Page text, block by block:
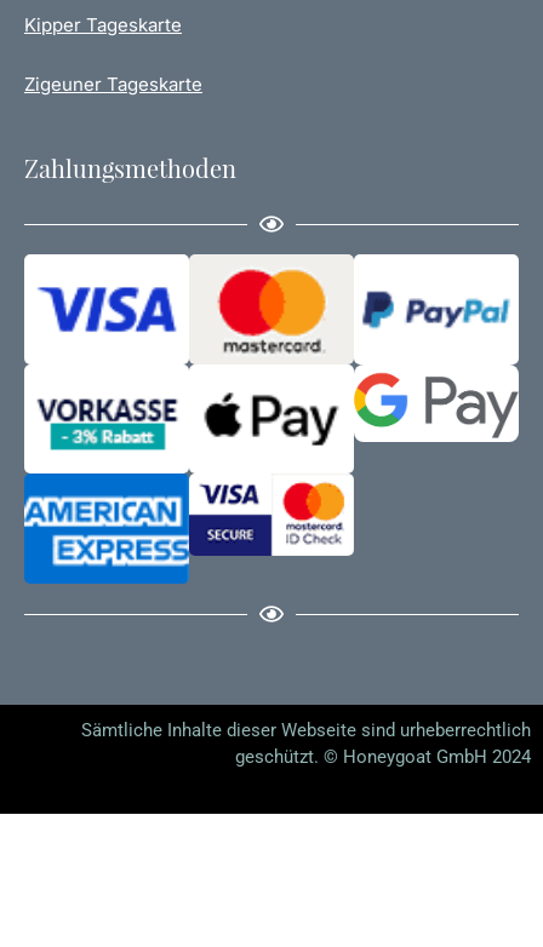
Kipper Tageskarte
Zigeuner Tageskarte
Zahlungsmethoden
Sämtliche Inhalte dieser Webseite sind urheberrechtlich
geschützt. © Honeygoat GmbH 2024